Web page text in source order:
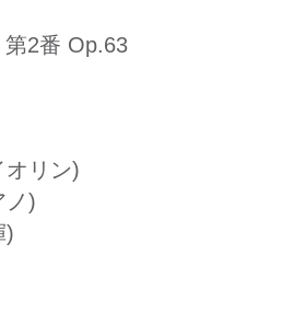
2番 Op.63
オリン)
ノ)​
)